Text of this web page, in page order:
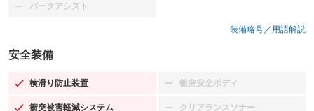
パークアシスト
：装備なし
装備略号／用語解説
安全装備
横滑り防止装置
：装備あり 衝突安全ボディ
：装備なし
衝突被害軽減システム クリアランスソナー